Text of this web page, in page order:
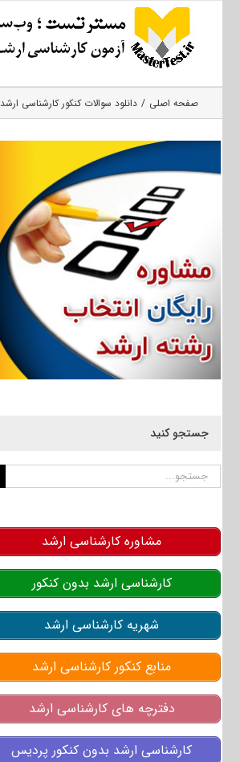
صفحه اصلی دانلود سوالات کنکور کارشناسی ارشد
جستجو کنید
جستجو
مشاوره کارشناسی ارشد
کارشناسی ارشد بدون کنکور
شهریه کارشناسی ارشد
منابع کنکور کارشناسی ارشد
دفترچه های کارشناسی ارشد
کارشناسی ارشد بدون کنکور پردیس